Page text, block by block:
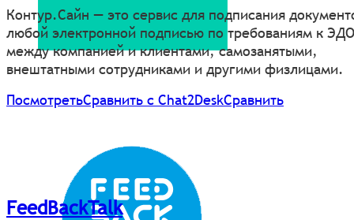
Контур.Сайн — это сервис для подписания
любой электронной подписью по требованиям к ЭДО
между компанией и клиентами, самозанятыми,
внештатными сотрудниками и другими физлицами.
ПосмотретьСравнить с Chat2DeskСравнить
FeedBackTalk